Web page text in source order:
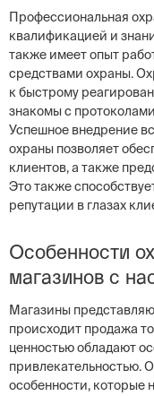
Профессиональная
квалификацией и
также имеет опыт
средствами охраны.
к быстрому
знакомы с
Успешное внедрение
охраны позволяет
клиентов, а также
Это также
репутации в глазах
Особенности
магазинов с
Магазины
происходит продажа
ценностью обладают
привлекательностью.
особенности, которые